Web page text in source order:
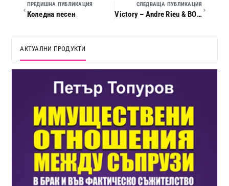
ПРЕДИШНА ПУБЛИКАЦИЯ
Коледна песен
СЛЕДВАЩА ПУБЛИКАЦИЯ
Victory – Andre Rieu & BOND
АКТУАЛНИ ПРОДУКТИ